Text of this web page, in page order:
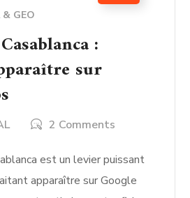
& GEO
:
sur
2 Comments
est un levier puissant
apparaître sur Google